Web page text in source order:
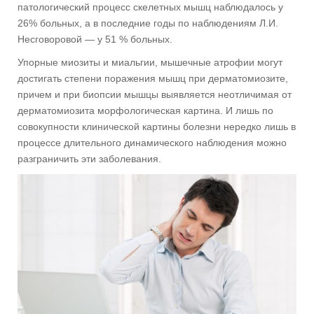
патологический процесс скелетных мышц наблюдалось у
26% больных, а в последние годы по наблюдениям Л.И.
Несговоровой — у 51 % больных.
Упорные миозиты и миальгии, мышечные атрофии могут
достигать степени поражения мышц при дерматомиозите,
причем и при биопсии мышцы выявляется неотличимая от
дерматомиозита морфологическая картина. И лишь по
совокупности клинической картины болезни нередко лишь в
процессе длительного динамического наблюдения можно
разграничить эти заболевания.